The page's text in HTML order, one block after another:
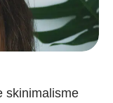
skinimalisme